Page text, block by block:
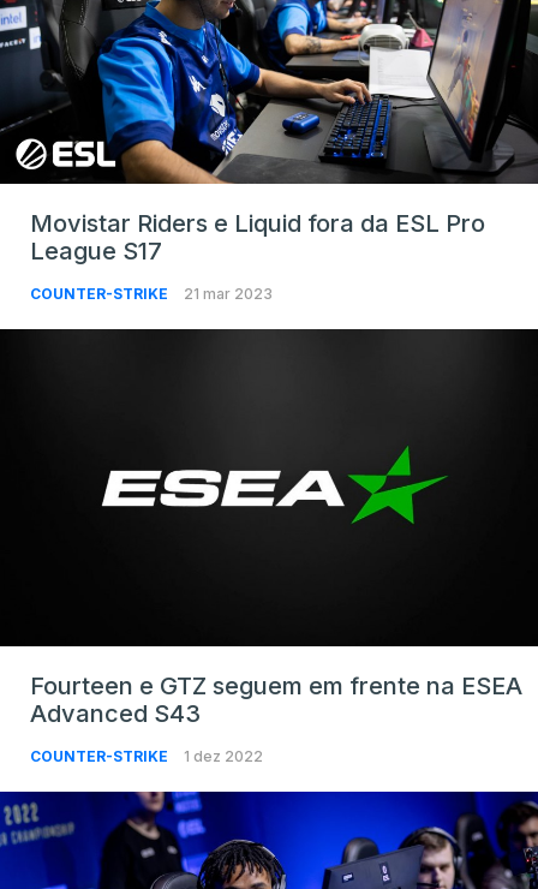
Movistar Riders e Liquid fora da ESL Pro
League S17
COUNTER-STRIKE 21 mar 2023
Fourteen e GTZ seguem em frente na ESEA
Advanced S43
COUNTER-STRIKE 1 dez 2022